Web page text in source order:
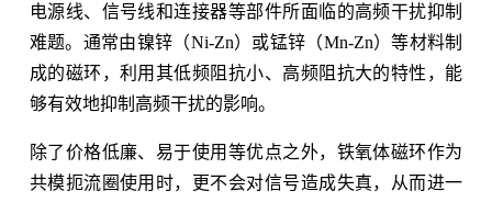
电源线、信号线和连接器等部件所面临的高频干扰抑制
难题。通常由镍锌（Ni-Zn）或锰锌（Mn-Zn）等材料制
成的磁环，利用其低频阻抗小、高频阻抗大的特性，能
够有效地抑制高频干扰的影响。
除了价格低廉、易于使用等优点之外，铁氧体磁环作为
共模扼流圈使用时，更不会对信号造成失真，从而进一